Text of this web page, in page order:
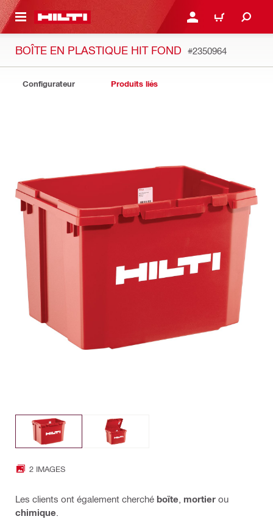
CONTENT CONNEXION OU
PANIER
BOÎTE EN PLASTIQUE HIT FOND #2350964
Configurateur Produits liés
2 IMAGES
Les clients ont également cherché boïte mortier ou
chimique